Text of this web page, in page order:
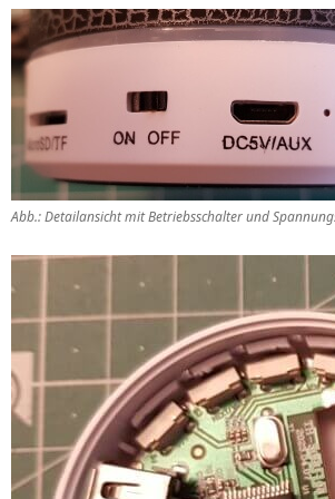
Abb.: Detailansicht mit Betriebsschalter und